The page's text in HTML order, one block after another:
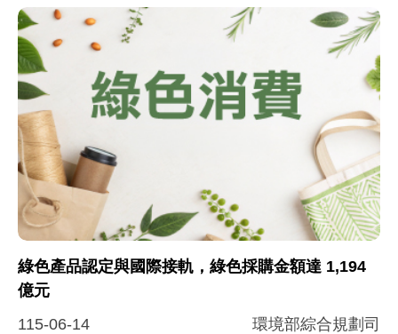
綠色產品認定與國際接軌，綠色採購金額達 1,194
億元
115-06-14
環境部綜合規劃司